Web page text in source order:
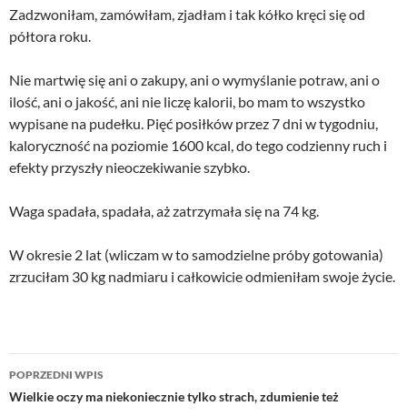
Zadzwoniłam, zamówiłam, zjadłam i tak kółko kręci się od
półtora roku.
Nie martwię się ani o zakupy, ani o wymyślanie potraw, ani o
ilość, ani o jakość, ani nie liczę kalorii, bo mam to wszystko
wypisane na pudełku. Pięć posiłków przez 7 dni w tygodniu,
kaloryczność na poziomie 1600 kcal, do tego codzienny ruch i
efekty przyszły nieoczekiwanie szybko.
Waga spadała, spadała, aż zatrzymała się na 74 kg.
W okresie 2 lat (wliczam w to samodzielne próby gotowania)
zrzuciłam 30 kg nadmiaru i całkowicie odmieniłam swoje życie.
Nawigacja
wpisu
POPRZEDNI WPIS
Wielkie oczy ma niekoniecznie tylko strach, zdumienie też